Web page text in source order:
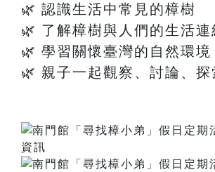
🌿 認識生活中常見的樟樹
🌿 了解樟樹與人們的生活連
🌿 學習關懷臺灣的自然環境
🌿 親子一起觀察、討論、探